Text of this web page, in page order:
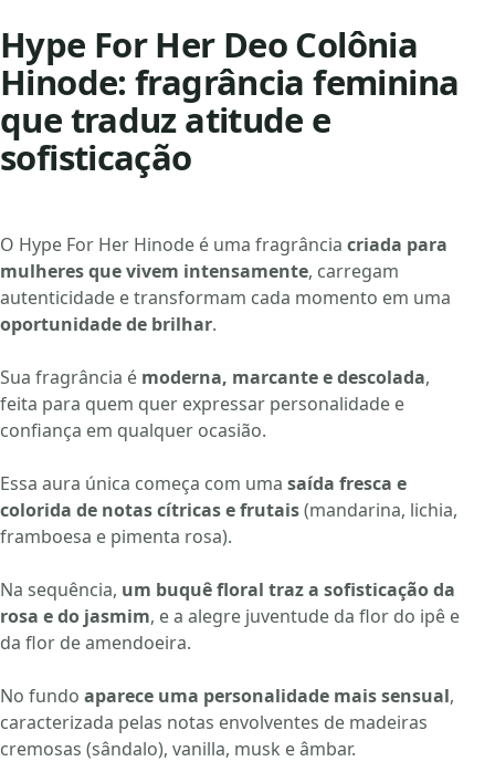
Hype For Her Deo Colônia
Hinode: fragrância feminina
que traduz atitude e
sofisticação
O Hype For Her Hinode é uma fragrância criada para
mulheres que vivem intensamente, carregam
autenticidade e transformam cada momento em uma
oportunidade de brilhar.
Sua fragrância é moderna, marcante e descolada,
feita para quem quer expressar personalidade e
confiança em qualquer ocasião.
Essa aura única começa com uma saída fresca e
colorida de notas cítricas e frutais(mandarina, lichia,
framboesa e pimenta rosa).
Na sequência, um buquê floral traz a sofisticação da
rosa e do jasmim, e a alegre juventude da flor do ipê e
da flor de amendoeira.
No fundo aparece uma personalidade mais sensual,
caracterizada pelas notas envolventes de madeiras
cremosas (sândalo), vanilla, musk e âmbar.